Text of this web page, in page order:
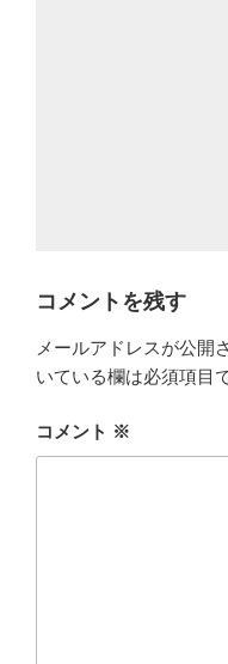
コメントを残す
メールアドレスが公開
いている欄は必須項目
コメント ※